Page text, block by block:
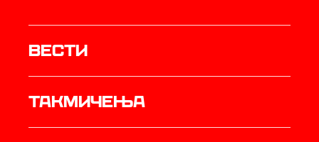
Вести
Такмичења